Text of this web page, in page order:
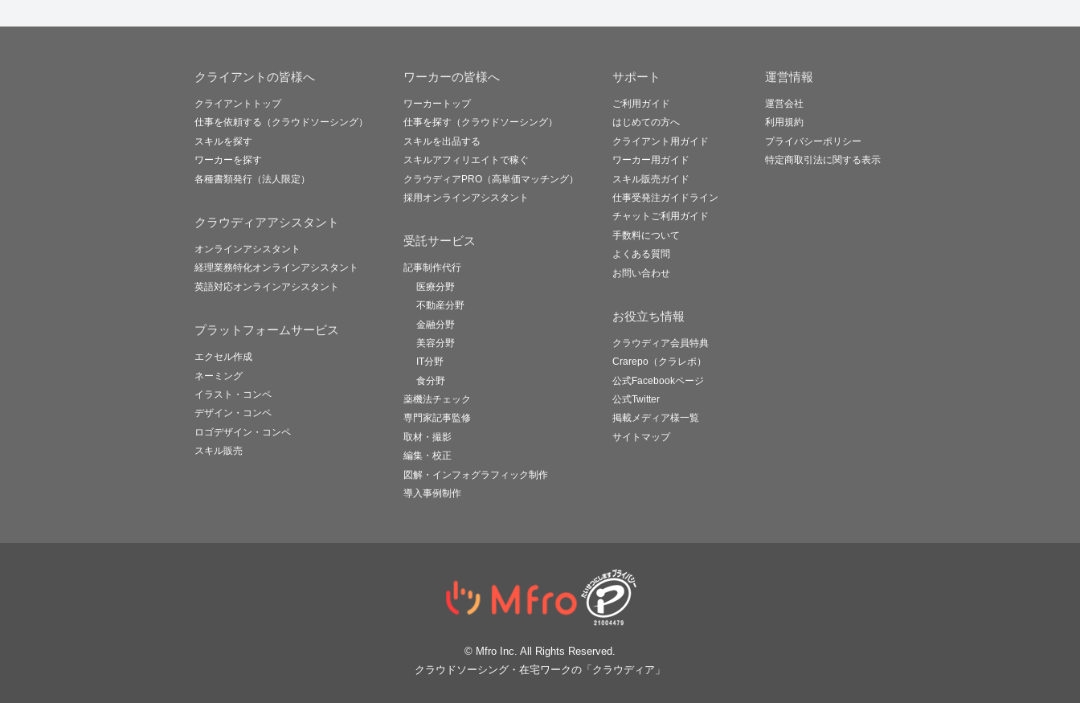
クライアントの皆様へ
クライアントトップ
仕事を依頼する（クラウドソーシング）
スキルを探す
ワーカーを探す
各種書類発行（法人限定）
クラウディアアシスタント
オンラインアシスタント
経理業務特化オンラインアシスタント
英語対応オンラインアシスタント
プラットフォームサービス
エクセル作成
ネーミング
イラスト・コンペ
デザイン・コンペ
ロゴデザイン・コンペ
スキル販売
ワーカーの皆様へ
ワーカートップ
仕事を探す（クラウドソーシング）
スキルを出品する
スキルアフィリエイトで稼ぐ
クラウディアPRO（高単価マッチング）
採用オンラインアシスタント
受託サービス
記事制作代行
医療分野
不動産分野
金融分野
美容分野
IT分野
食分野
薬機法チェック
専門家記事監修
取材・撮影
編集・校正
図解・インフォグラフィック制作
導入事例制作
サポート
ご利用ガイド
はじめての方へ
クライアント用ガイド
ワーカー用ガイド
スキル販売ガイド
仕事受発注ガイドライン
チャットご利用ガイド
手数料について
よくある質問
お問い合わせ
お役立ち情報
クラウディア会員特典
Crarepo（クラレポ）
公式Facebookページ
公式Twitter
掲載メディア様一覧
サイトマップ
運営情報
運営会社
利用規約
プライバシーポリシー
特定商取引法に関する表示
© Mfro Inc. All Rights Reserved.
クラウドソーシング・在宅ワークの「クラウディア」